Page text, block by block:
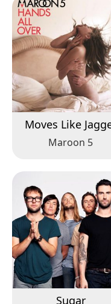
Moves Like
Maroon 5
Sugar